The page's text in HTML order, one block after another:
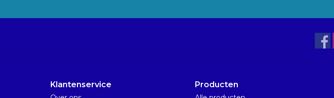
Klantenservice Producten